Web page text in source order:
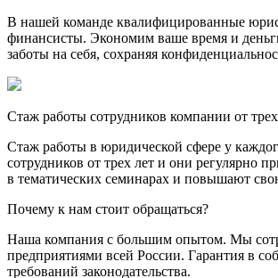
В нашей команде квалифицированные
финансисты. Экономим ваше время и
заботы на себя, сохраняя
Стаж работы сотрудников компании от
Стаж работы в юридической сфере у
сотрудников от трех лет и они регулярно
в тематических семинарах и повышают
Почему к нам стоит обращаться?
Наша компания с большим опытом. Мы
предприятиями всей России. Гарантия в
требований законодательства.